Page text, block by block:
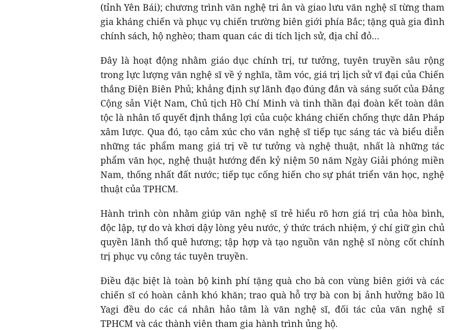
(tỉnh Yên Bái); chương trình văn nghệ tri ân và giao lưu văn nghệ sĩ từng tham
gia kháng chiến và phục vụ chiến trường biên giới phía Bắc; tặng quà gia đình
chính sách, hộ nghèo; tham quan các di tích lịch sử, địa chỉ đỏ…
Đây là hoạt động nhằm giáo dục chính trị, tư tưởng, tuyên truyền sâu rộng
trong lực lượng văn nghệ sĩ về ý nghĩa, tầm vóc, giá trị lịch sử vĩ đại của Chiến
thắng Điện Biên Phủ; khẳng định sự lãnh đạo đúng đắn và sáng suốt của Đảng
Cộng sản Việt Nam, Chủ tịch Hồ Chí Minh và tinh thần đại đoàn kết toàn dân
tộc là nhân tố quyết định thắng lợi của cuộc kháng chiến chống thực dân Pháp
xâm lược. Qua đó, tạo cảm xúc cho văn nghệ sĩ tiếp tục sáng tác và biểu diễn
những tác phẩm mang giá trị về tư tưởng và nghệ thuật, nhất là những tác
phẩm văn học, nghệ thuật hướng đến kỷ niệm 50 năm Ngày Giải phóng miền
Nam, thống nhất đất nước; tiếp tục cống hiến cho sự phát triển văn học, nghệ
thuật của TPHCM.
Hành trình còn nhằm giúp văn nghệ sĩ trẻ hiểu rõ hơn giá trị của hòa bình,
độc lập, tự do và khơi dậy lòng yêu nước, ý thức trách nhiệm, ý chí giữ gìn chủ
quyền lãnh thổ quê hương; tập hợp và tạo nguồn văn nghệ sĩ nòng cốt chính
trị phục vụ công tác tuyên truyền.
Điều đặc biệt là toàn bộ kinh phí tặng quà cho bà con vùng biên giới và các
chiến sĩ có hoàn cảnh khó khăn; trao quà hỗ trợ bà con bị ảnh hưởng bão lũ
Yagi đều do các cá nhân hảo tâm là văn nghệ sĩ, đối tác của văn nghệ sĩ
TPHCM và các thành viên tham gia hành trình ủng hộ.